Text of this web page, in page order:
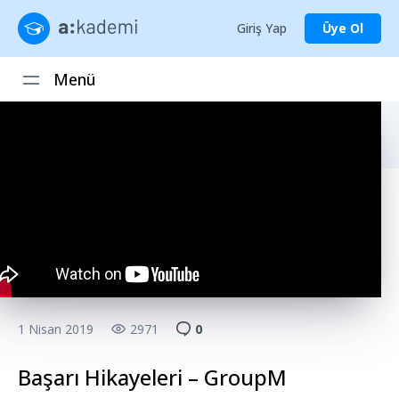
Giriş Yap Üye Ol
Menü
1 Nisan 2019 2971 0
Başarı Hikayeleri – GroupM